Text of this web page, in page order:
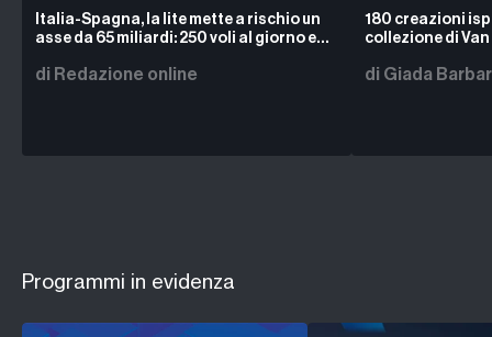
Italia-Spagna, la lite mette a rischio un
asse da 65 miliardi: 250 voli al giorno e
di Redazione online
180 creazioni
collezione di Van
di Giada
Programmi in evidenza